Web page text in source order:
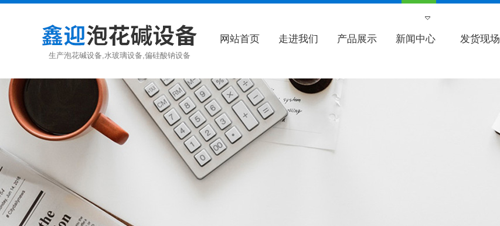
生产泡花碱设备,水玻璃设备,偏硅酸钠设备
网站首页 走进我们 产品展示 新闻中心 发货现场